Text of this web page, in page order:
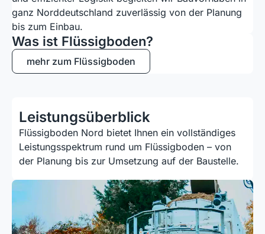
ganz Norddeutschland zuverlässig von der Planung
bis zum Einbau.
Was ist Flüssigboden?
mehr zum Flüssigboden
Leistungsüberblick
Flüssigboden Nord bietet Ihnen ein vollständiges
Leistungs­spektrum rund um Flüssigboden – von
der Planung bis zur Umsetzung auf der Baustelle.